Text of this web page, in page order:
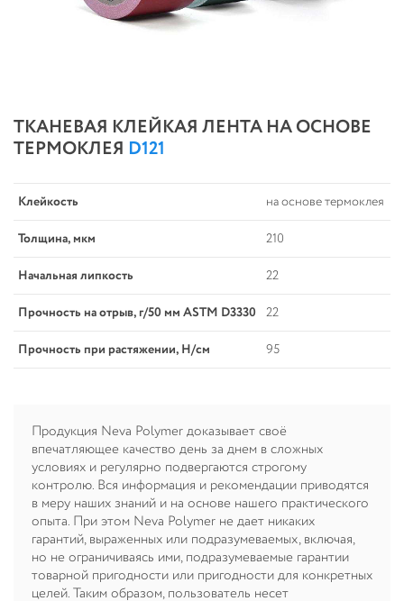
ТКАНЕВАЯ КЛЕЙКАЯ ЛЕНТА НА ОСНОВЕ
ТЕРМОКЛЕЯ D121
Клейкость на основе термоклея
Толщина, мкм 210
Начальная липкость 22
Прочность на отрыв, г/50 мм ASTM D3330 22
Прочность при растяжении, Н/см 95
Продукция Neva Polymer доказывает своё
впечатляющее качество день за днем в сложных
условиях и регулярно подвергаются строгому
контролю. Вся информация и рекомендации приводятся
в меру наших знаний и на основе нашего практического
опыта. При этом Neva Polymer не дает никаких
гарантий, выраженных или подразумеваемых, включая,
но не ограничиваясь ими, подразумеваемые гарантии
товарной пригодности или пригодности для конкретных
целей. Таким образом, пользователь несет